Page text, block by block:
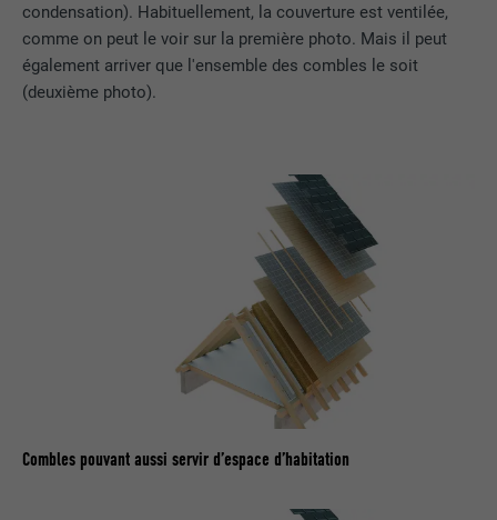
condensation). Habituellement, la couverture est ventilée,
comme on peut le voir sur la première photo. Mais il peut
également arriver que l'ensemble des combles le soit
(deuxième photo).
Combles pouvant aussi servir d’espace d’habitation
UTILITÉ
Sert à enregistrer l'autorisation de
l'utilisateur à utiliser des cookies pour
des fonctions non essentielles.
Pour faciliter le choix des centres de
calcul
test_cookie
FOURNISSEUR doubleclick.net